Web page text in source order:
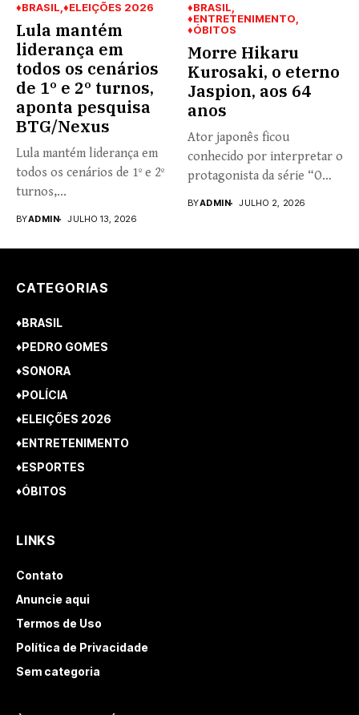
♦BRASIL ♦ELEIÇÕES 2026
Lula mantém
liderança em
todos os cenários
de 1º e 2º turnos,
aponta pesquisa
BTG/Nexus
Lula mantém liderança em
todos os cenários de 1º e 2º
turnos,...
BYADMIN JULHO 13, 2026
♦BRASIL
♦ENTRETENIMENTO
♦ÓBITOS
Morre Hikaru
Kurosaki, o eterno
Jaspion, aos 64
anos
Ator japonês ficou
conhecido por interpretar o
protagonista da série “O
BYADMIN JULHO 2, 2026
CATEGORIAS
♦BRASIL
♦PEDRO GOMES
♦SONORA
♦POLÍCIA
♦ELEIÇÕES 2026
♦ENTRETENIMENTO
♦ESPORTES
♦ÓBITOS
LINKS
Contato
Anuncie aqui
Termos de Uso
Política de Privacidade
Sem categoria